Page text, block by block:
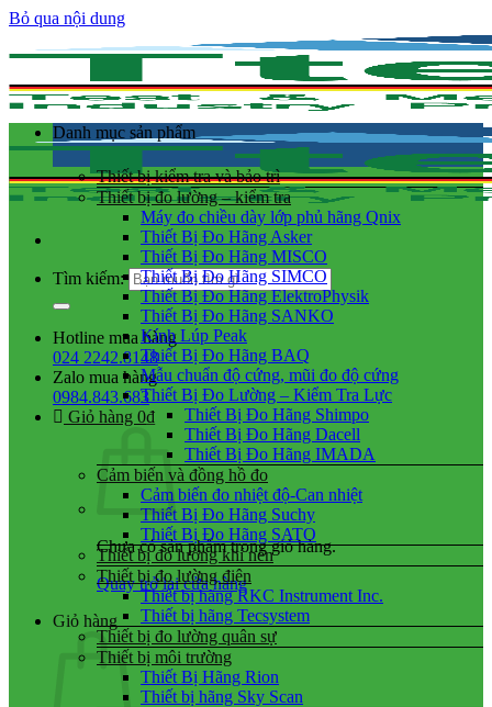
Bỏ qua nội dung
Tìm kiếm:
Hotline mua hàng
024 2242.8148
Zalo mua hàng
0984.843.683
Giỏ hàng 0₫
Chưa có sản phẩm trong giỏ hàng.
Quay trở lại cửa hàng
Giỏ hàng
Danh mục sản phẩm
Thiết bị kiểm tra và bảo trì
Thiết bị đo lường – kiểm tra
Máy đo chiều dày lớp phủ hãng Qnix
Thiết Bị Đo Hãng Asker
Thiết Bị Đo Hãng MISCO
Thiết Bị Đo Hãng SIMCO
Thiết Bị Đo Hãng ElektroPhysik
Thiết Bị Đo Hãng SANKO
Kính Lúp Peak
Thiết Bị Đo Hãng BAQ
Mẫu chuẩn độ cứng, mũi đo độ cứng
Thiết Bị Đo Lường – Kiểm Tra Lực
Thiết Bị Đo Hãng Shimpo
Thiết Bị Đo Hãng Dacell
Thiết Bị Đo Hãng IMADA
Cảm biến và đồng hồ đo
Cảm biến đo nhiệt độ-Can nhiệt
Thiết Bị Đo Hãng Suchy
Thiết Bị Đo Hãng SATO
Thiết bị đo lường khí nén
Thiết bị đo lường điện
Thiết bị hãng RKC Instrument Inc.
Thiết bị hãng Tecsystem
Thiết bị đo lường quân sự
Thiết bị môi trường
Thiết Bị Hãng Rion
Thiết bị hãng Sky Scan